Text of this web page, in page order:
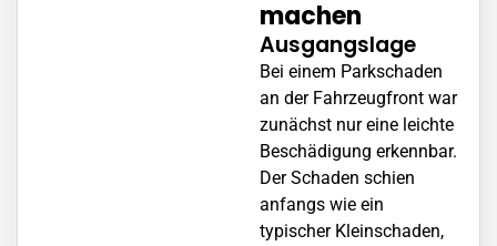
machen
Ausgangslage
Bei einem Parkschaden
an der Fahrzeugfront war
zunächst nur eine leichte
Beschädigung erkennbar.
Der Schaden schien
anfangs wie ein
typischer Kleinschaden,